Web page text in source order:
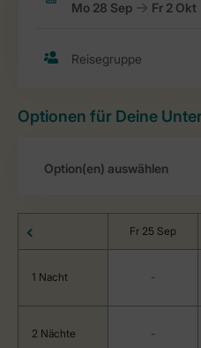
Optionen für Deine
Fr 25 Sep
1 Nacht -
2 Nächte -